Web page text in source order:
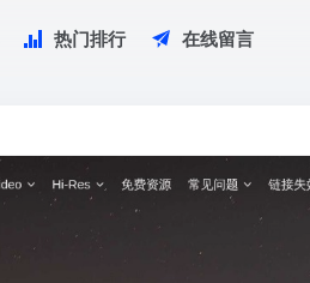
热门排行 在线留言